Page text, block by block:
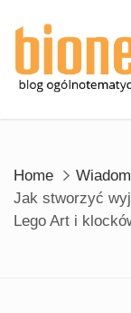
Home
Jak stworzyć
Lego Art i